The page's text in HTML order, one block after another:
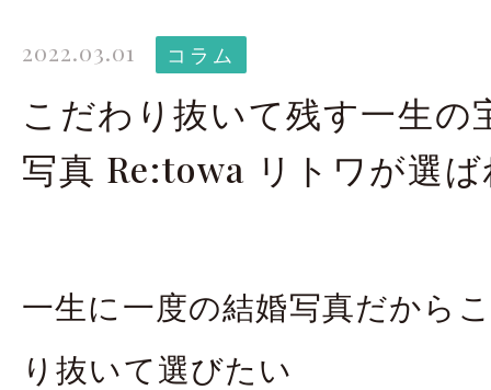
Costume
LINEで予約・相
来店のご予約
2022.03.01 コラム
こだわり抜いて残す一生の
写真 Re:towa リトワが選
一生に一度の結婚写真だから
り抜いて選びたい